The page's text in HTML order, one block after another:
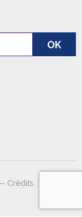
Crédits